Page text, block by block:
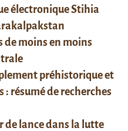
électronique Stihia
de moins en moins
préhistorique et
: résumé de recherches
de lance dans la lutte